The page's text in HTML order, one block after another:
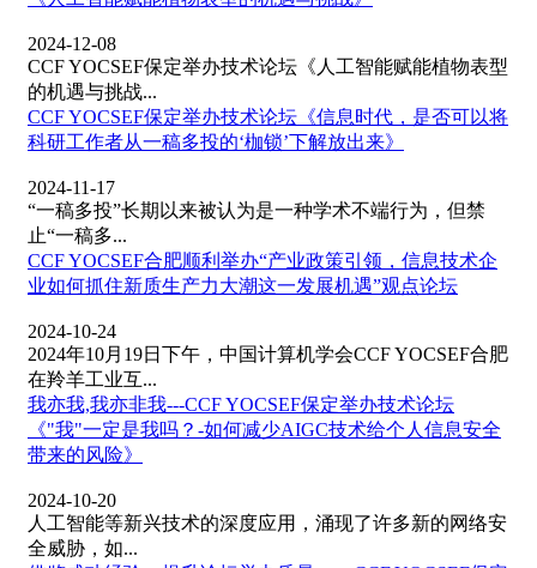
2024-12-08
CCF YOCSEF保定举办技术论坛《人工智能赋能植物表型
的机遇与挑战...
CCF YOCSEF保定举办技术论坛《信息时代，是否可以将
科研工作者从一稿多投的‘枷锁’下解放出来》
2024-11-17
“一稿多投”长期以来被认为是一种学术不端行为，但禁
止“一稿多...
CCF YOCSEF合肥顺利举办“产业政策引领，信息技术企
业如何抓住新质生产力大潮这一发展机遇”观点论坛
2024-10-24
2024年10月19日下午，中国计算机学会CCF YOCSEF合肥
在羚羊工业互...
我亦我,我亦非我---CCF YOCSEF保定举办技术论坛
《"我"一定是我吗？-如何减少AIGC技术给个人信息安全
带来的风险》
2024-10-20
人工智能等新兴技术的深度应用，涌现了许多新的网络安
全威胁，如...